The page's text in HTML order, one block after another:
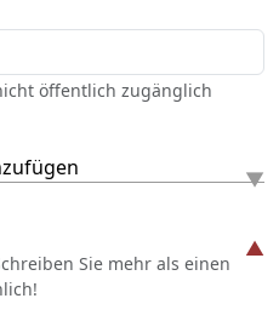
öffentlich zugänglich
Sie mehr als einen